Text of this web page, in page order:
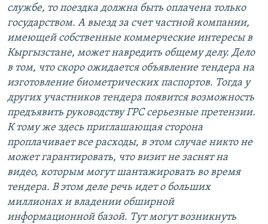
службе, то поездка должна быть оплачена только
государством. А выезд за счет частной компании,
имеющей собственные коммерческие интересы в
Кыргызстане, может навредить общему делу. Дело
в том, что скоро ожидается объявление тендера на
изготовление биометрических паспортов. Тогда у
других участников тендера появится возможность
предъявить руководству ГРС серьезные претензии.
К тому же здесь приглашающая сторона
проплачивает все расходы, в этом случае никто не
может гарантировать, что визит не заснят на
видео, которым могут шантажировать во время
тендера. В этом деле речь идет о больших
миллионах и владении обширной
информационной базой. Тут могут возникнуть